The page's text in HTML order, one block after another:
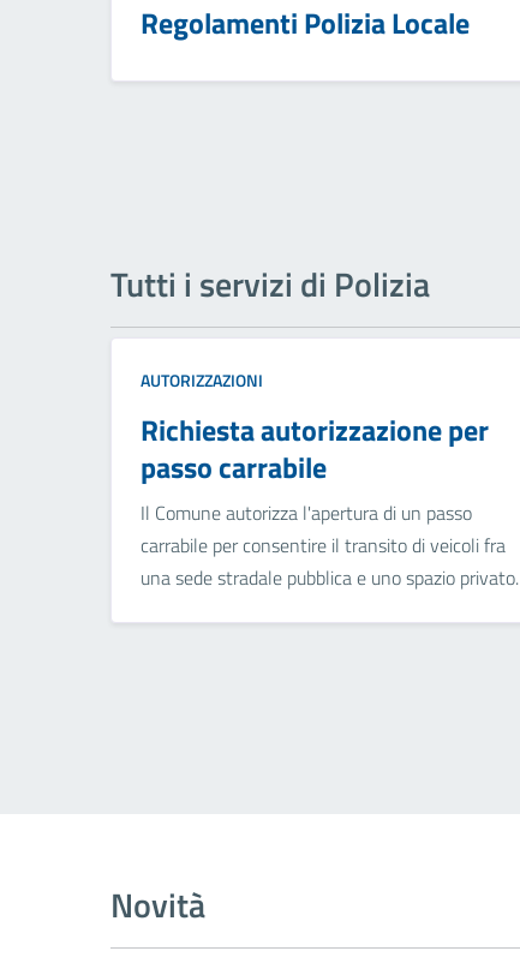
Regolamenti Polizia Locale
Tutti i servizi di Polizia
AUTORIZZAZIONI
Richiesta autorizzazione per
passo carrabile
Il Comune autorizza l'apertura di un passo
carrabile per consentire il transito di veicoli fra
una sede stradale pubblica e uno spazio privato.
Novità